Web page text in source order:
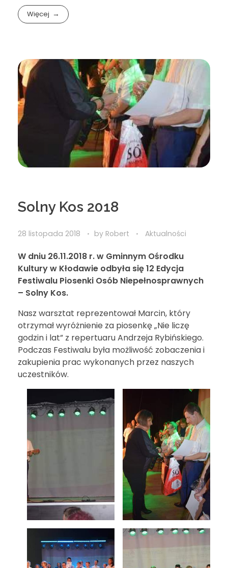
Więcej
Solny Kos 2018
28 listopada 2018 by Robert Aktualności
W dniu 26.11.2018 r. w Gminnym Ośrodku
Kultury w Kłodawie odbyła się 12 Edycja
Festiwalu Piosenki Osób Niepełnosprawnych
– Solny Kos.
Nasz warsztat reprezentował Marcin, który
otrzymał wyróżnienie za piosenkę „Nie liczę
godzin i lat” z repertuaru Andrzeja Rybińskiego.
Podczas Festiwalu była możliwość zobaczenia i
zakupienia prac wykonanych przez naszych
uczestników.